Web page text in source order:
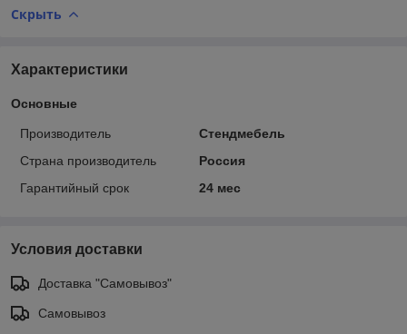
Скрыть
Характеристики
Основные
Производитель
Стендмебель
Страна производитель
Россия
Гарантийный срок
24 мес
Условия доставки
Доставка "Самовывоз"
Самовывоз